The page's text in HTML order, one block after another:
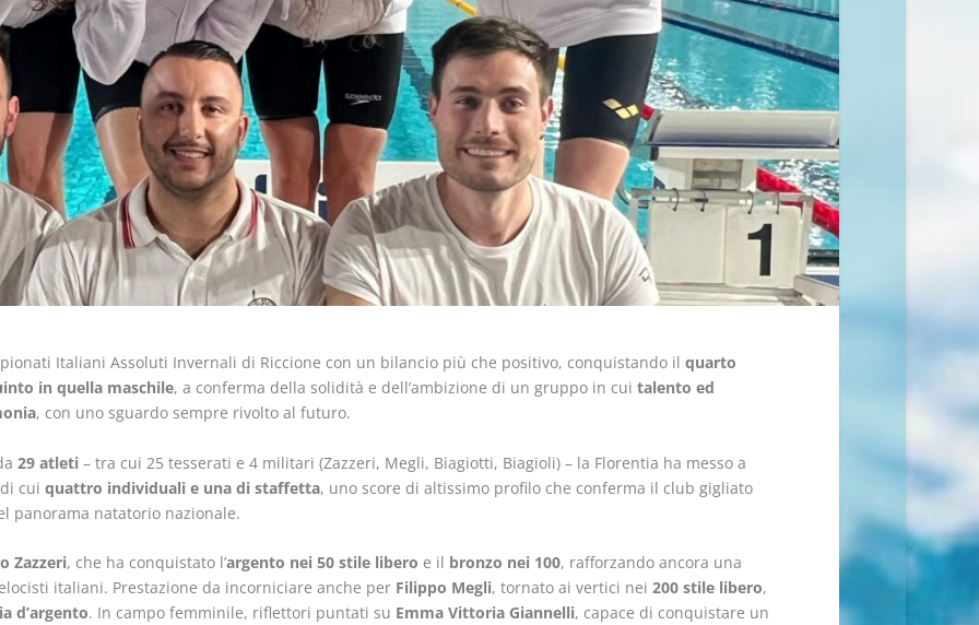
Italiani Assoluti Invernali di Riccione con un bilancio più che positivo, conquistando il quarto
in quella maschile, a conferma della solidità e dell’ambizione di un gruppo in cui talento ed
, con uno sguardo sempre rivolto al futuro.
29 atleti – tra cui 25 tesserati e 4 militari (Zazzeri, Megli, Biagiotti, Biagioli) – la Florentia ha messo a
cui quattro individuali e una di staffetta, uno score di altissimo profilo che conferma il club gigliato
panorama natatorio nazionale.
Zazzeri, che ha conquistato l’argento nei 50 stile libero e il bronzo nei 100, rafforzando ancora una
italiani. Prestazione da incorniciare anche per Filippo Megli, tornato ai vertici nei 200 stile libero,
d’argento. In campo femminile, riflettori puntati su Emma Vittoria Giannelli, capace di conquistare un